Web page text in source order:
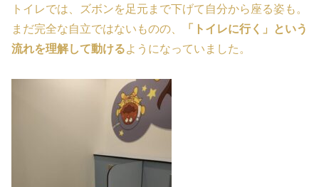
トイレでは、ズボンを足元まで下げて自分から座る姿も。
まだ完全な自立ではないものの、
「トイレに行く」という
流れを理解して動けるようになっていました。